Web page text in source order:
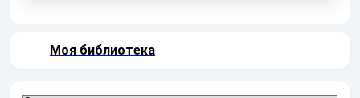
Моя библиотека